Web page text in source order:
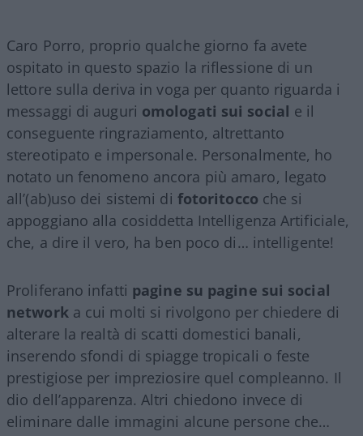
Caro Porro, proprio qualche giorno fa avete
ospitato in questo spazio la riflessione di un
lettore sulla deriva in voga per quanto riguarda i
messaggi di auguri omologati sui social e il
conseguente ringraziamento, altrettanto
stereotipato e impersonale. Personalmente, ho
notato un fenomeno ancora più amaro, legato
all’(ab)uso dei sistemi di fotoritocco che si
appoggiano alla cosiddetta Intelligenza Artificiale,
che, a dire il vero, ha ben poco di… intelligente!
Proliferano infatti pagine su pagine sui social
networka cui molti si rivolgono per chiedere di
alterare la realtà di scatti domestici banali,
inserendo sfondi di spiagge tropicali o feste
prestigiose per impreziosire quel compleanno. Il
dio dell’apparenza. Altri chiedono invece di
eliminare dalle immagini alcune persone che…